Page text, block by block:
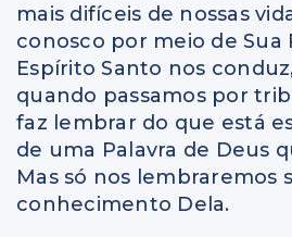
mais difíceis de nossas
conosco por meio de Sua
Espírito Santo nos
quando passamos por
faz lembrar do que está
de uma Palavra de Deus
Mas só nos lembraremos
conhecimento Dela.